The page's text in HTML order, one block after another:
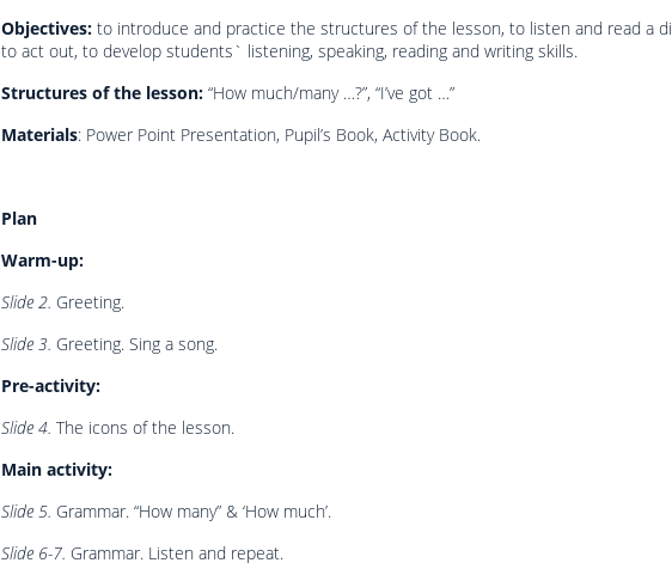
Objectives: to introduce and practice the structures of the lesson, to listen and read a
to act out, to develop students` listening, speaking, reading and writing skills.
Structures of the lesson: “How much/many …?”, “I’ve got …”
Materials: Power Point Presentation, Pupil’s Book, Activity Book.
Plan
Warm-up:
Slide 2. Greeting.
Slide 3. Greeting. Sing a song.
Pre-activity:
Slide 4. The icons of the lesson.
Main activity:
Slide 5. Grammar. “How many” & ‘How much’.
Slide 6-7. Grammar. Listen and repeat.